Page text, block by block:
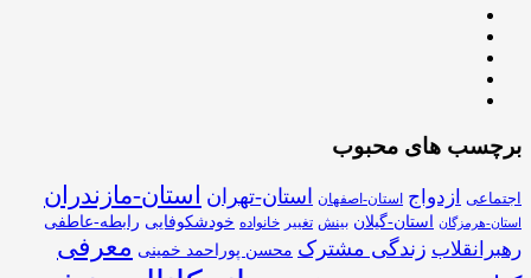
برچسب های محبوب
اجتماعی ازدواج استان-اصفهان استان-تهران استان-مازندران
استان-هرمزگان استان-گیلان بینش تغییر خانواده خودشکوفایی رابطه-عاطفی
رهبرانقلاب زندگی مشترک محسن پوراحمد خمینی معرفی